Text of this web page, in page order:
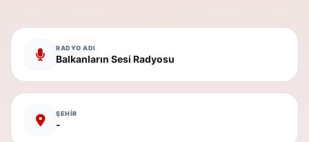
RADYO ADI
Balkanların Sesi Radyosu
ŞEHİR
-